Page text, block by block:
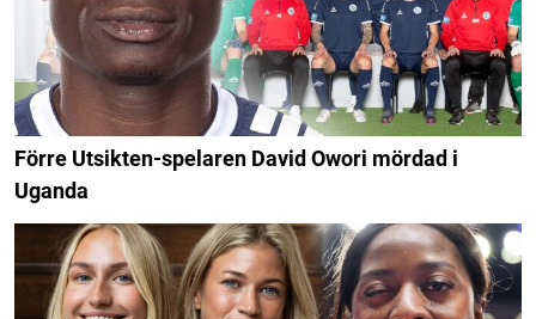
Förre Utsikten-spelaren David Owori mördad i
Uganda